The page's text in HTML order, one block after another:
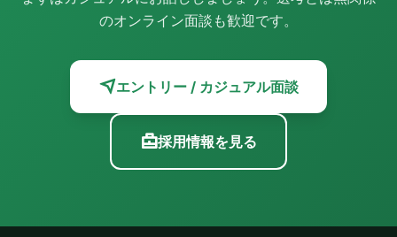
のオンライン面談も歓迎です。
エントリー / カジュアル面談
採用情報を見る